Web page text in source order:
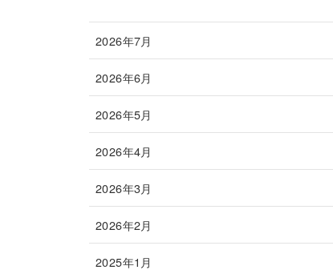
2026年7月
2026年6月
2026年5月
2026年4月
2026年3月
2026年2月
2025年1月